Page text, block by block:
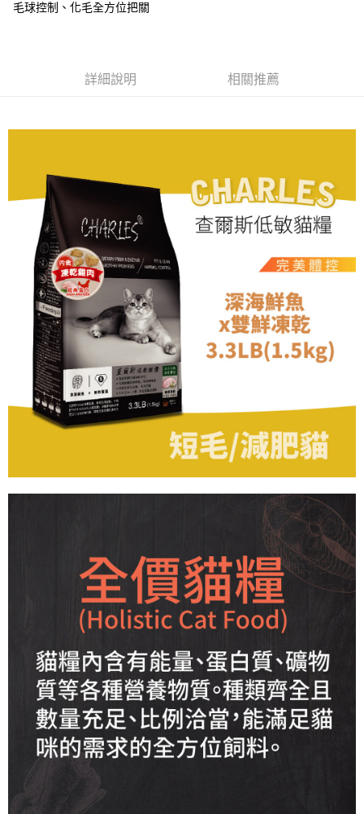
宅配
毛球控制、化毛全方位把關
詳細說明 相關推薦